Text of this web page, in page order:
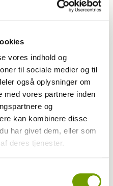
vores indhold og
til sociale medier og til
også oplysninger om
med vores partnere inden
og
kan kombinere disse
har givet dem, eller som
deres tjenester.